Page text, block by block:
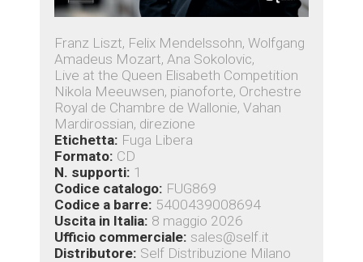
Franz Liszt, Felix Mendelssohn, Wolfgang
Amadeus Mozart, Ana Sokolovic,
Live at the Queen Elisabeth Competition
Nikola Meeuwsen, pianoforte, Orchestre
Royal de Chambre de Wallonie, Vahan
Mardirossian, direzione
Etichetta: Fuga Libera
Formato: CD
N. supporti: 1
Codice catalogo: FUG869
Codice a barre: 5400439008694
Uscita in Italia: 8 maggio 2026
Ufficio commerciale: sales@self.it
Distributore: Self Distribuzione Milano